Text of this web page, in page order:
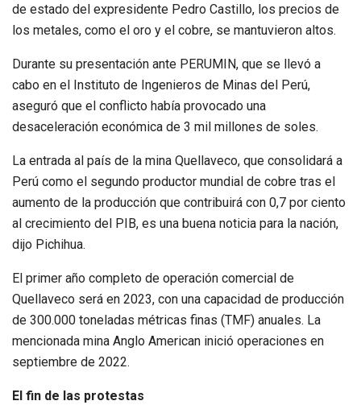
de estado del expresidente Pedro Castillo, los precios de
los metales, como el oro y el cobre, se mantuvieron altos.
Durante su presentación ante PERUMIN, que se llevó a
cabo en el Instituto de Ingenieros de Minas del Perú,
aseguró que el conflicto había provocado una
desaceleración económica de 3 mil millones de soles.
La entrada al país de la mina Quellaveco, que consolidará a
Perú como el segundo productor mundial de cobre tras el
aumento de la producción que contribuirá con 0,7 por ciento
al crecimiento del PIB, es una buena noticia para la nación,
dijo Pichihua.
El primer año completo de operación comercial de
Quellaveco será en 2023, con una capacidad de producción
de 300.000 toneladas métricas finas (TMF) anuales. La
mencionada mina Anglo American inició operaciones en
septiembre de 2022.
El fin de las protestas